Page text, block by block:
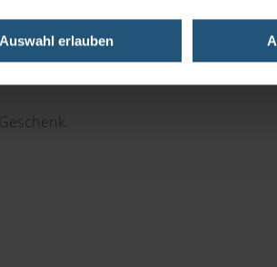
Auswahl erlauben